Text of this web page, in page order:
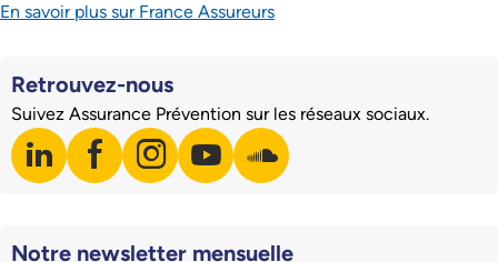
En savoir plus sur France Assureurs
Retrouvez-nous
Suivez Assurance Prévention sur les réseaux sociaux.
linkedin
Visiter notre page LinkedIn
facebook
Visiter notre page Facebook
instagram
Visiter notre page Instagram
youtube
Visiter notre page Youtube
soundcloud
Visiter notre page
Notre newsletter mensuelle